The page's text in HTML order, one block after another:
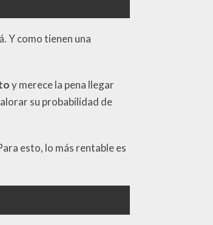
Y como tienen una
y merece la pena llegar
su probabilidad de
esto, lo más rentable es